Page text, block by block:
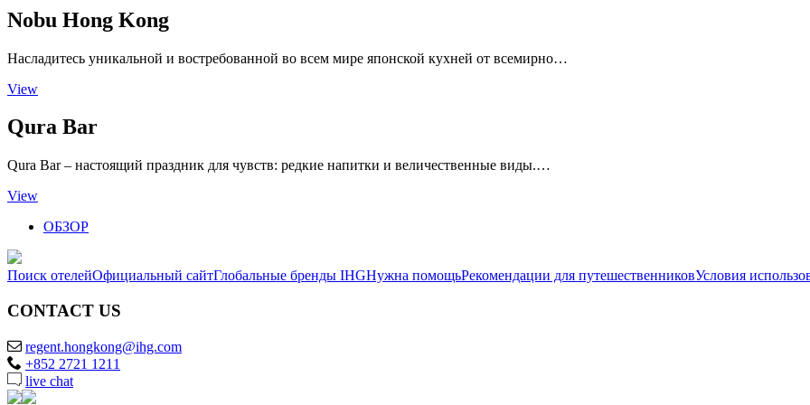
Nobu Hong Kong
Насладитесь уникальной и востребованной во всем мире японской кухней от всемирно…
View
Qura Bar
Qura Bar – настоящий праздник для чувств: редкие напитки и величественные виды.…
View
ОБЗОР
Поиск отелейОфициальный сайтГлобальные бренды IHGНужна помощьРекомендации для путешественниковУсловия
CONTACT US
regent.hongkong@ihg.com
+852 2721 1211
live chat